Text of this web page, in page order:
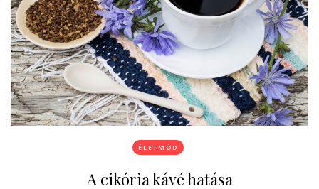
ÉLETMÓD
A cikória kávé hatása